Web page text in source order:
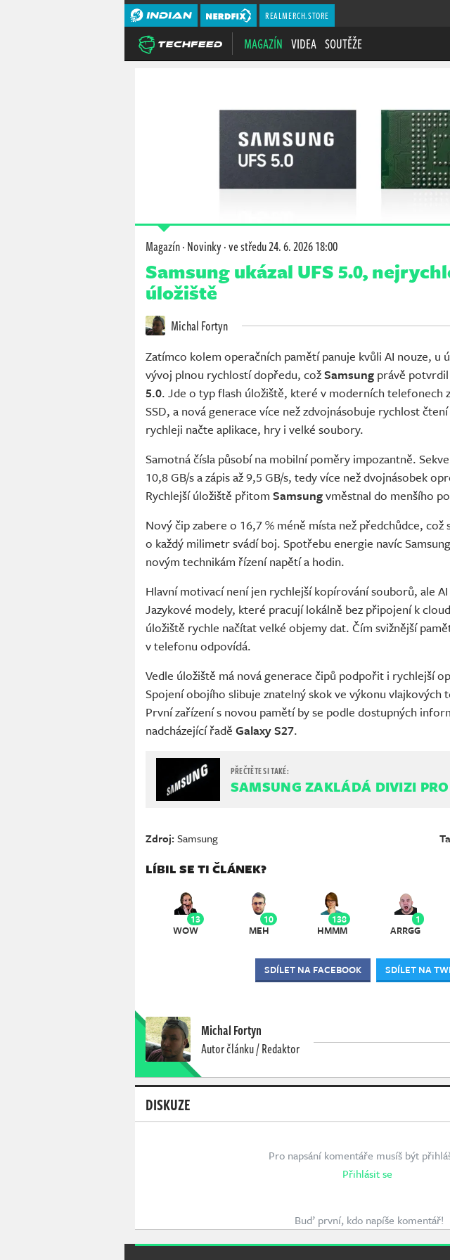
REALMERCH.STORE
MAGAZÍN VIDEA SOUTĚŽE
Magazín·Novinky·ve středu24. 6. 2026 18:00
Samsung ukázal UFS 5.0,
úložiště
Michal Fortyn
Zatímco kolem operačních pamětí panuje kvůli AI nouze, u
vývoj plnou rychlostí dopředu, cožSamsung právě
5.0. Jde o typ flash úložiště, které v moderních telefonech
SSD, a nová generace více než zdvojnásobuje rychlost
rychleji načte aplikace, hry i velké soubory.
Samotná čísla působí na mobilní poměry impozantně.
10,8 GB/s a zápis až 9,5 GB/s, tedy více než dvojnásobek
Rychlejší úložiště přitom Samsungvměstnal do menšího
Nový čip zabere o 16,7 % méně místa než předchůdce,
o každý milimetr svádí boj. Spotřebu energie navíc
novým technikám řízení napětí a hodin.
Hlavní motivací není jen rychlejší kopírování souborů, ale
Jazykové modely, které pracují lokálně bez připojení k
úložiště rychle načítat velké objemy dat. Čím svižnější
v telefonu odpovídá.
Vedle úložiště má nová generace čipů podpořit i rychlejší
Spojení obojího slibuje znatelný skok ve výkonu
První zařízení s novou pamětí by se podle dostupných
nadcházející řadě Galaxy S27.
SAMSUNG ZAKLÁDÁ DIVIZI
Zdroj:Samsung
LÍBIL SE TI ČLÁNEK?
13
WOW
10
MEH
138
HMMM
1
ARRGG
SDÍLET NA FACEBOOK SDÍLET NA
Michal Fortyn
Autor článku / Redaktor
DISKUZE
Pro napsání komentáře musíš být
Přihlásit se
Buď první, kdo napíše komentář!